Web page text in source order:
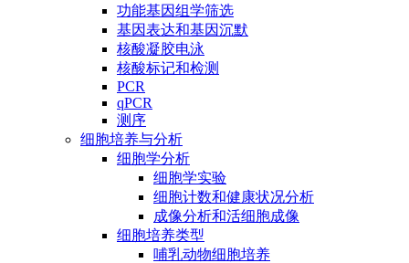
功能基因组学筛选
基因表达和基因沉默
核酸凝胶电泳
核酸标记和检测
PCR
qPCR
测序
细胞培养与分析
细胞学分析
细胞学实验
细胞计数和健康状况分析
成像分析和活细胞成像
细胞培养类型
哺乳动物细胞培养